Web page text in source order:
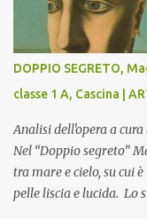
DOPPIO SEGRETO,
classe 1 A, Cascina |
Analisi dell'opera a cura
Nel “Doppio segreto”
tra mare e cielo, su cui
pelle liscia e lucida. Lo